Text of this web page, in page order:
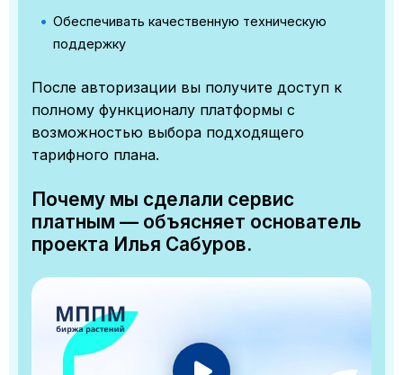
Обеспечивать качественную техническую
поддержку
После авторизации вы получите доступ к
полному функционалу платформы с
возможностью выбора подходящего
тарифного плана.
Почему мы сделали сервис
платным — объясняет основатель
проекта Илья Сабуров.